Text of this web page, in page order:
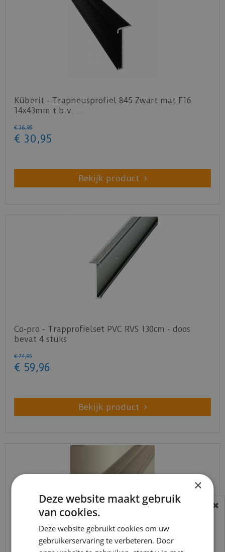
Küberit - Trapneusprofiel 845 Zwart mat F16
14x43mm t.b.v. …
€ 36,95
€ 30 ,95
Bekijk product
Co-pro - Trapprofielset PVC RVS 130cm - doos
bevat 4 stuks
€ 74,95
€ 59,96
Bekijk product
BEREIKBAARHEID
In verband met de vakantie periode zijn wij
t/m 14 augustus telefonisch helaas niet
×
Deze website maakt gebruik
van cookies.
Deze website gebruikt cookies om uw
gebruikerservaring te verbeteren. Door